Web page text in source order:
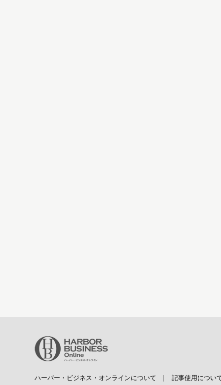
ハーバー・ビジネス・オンラインについて | 記事使用につい